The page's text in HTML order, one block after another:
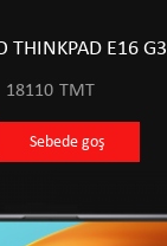
THINKPAD E16 G3
18110 TMT
Sebede goş